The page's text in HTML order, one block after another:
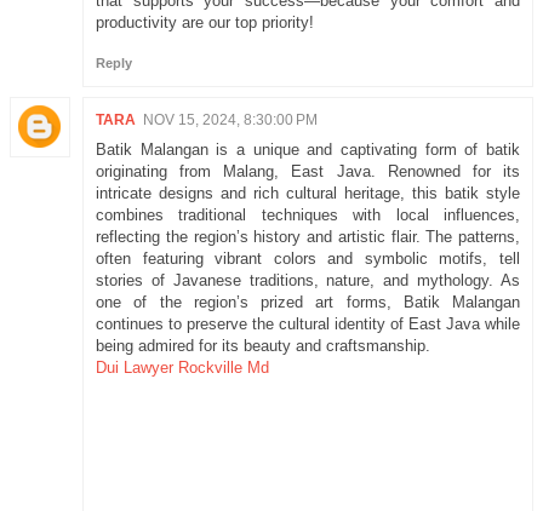
productivity are our top priority!
Reply
TARA NOV 15, 2024, 8:30:00 PM
Batik Malangan is a unique and captivating form of batik
originating from Malang, East Java. Renowned for its
intricate designs and rich cultural heritage, this batik style
combines traditional techniques with local influences,
reflecting the region’s history and artistic flair. The patterns,
often featuring vibrant colors and symbolic motifs, tell
stories of Javanese traditions, nature, and mythology. As
one of the region’s prized art forms, Batik Malangan
continues to preserve the cultural identity of East Java while
being admired for its beauty and craftsmanship.
Dui Lawyer Rockville Md